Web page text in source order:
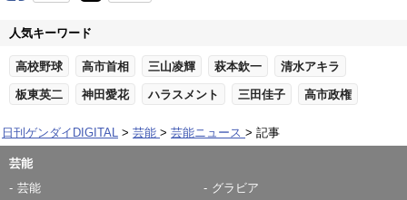
人気キーワード
高校野球 高市首相 三山凌輝 萩本欽一 清水アキラ
板東英二 神田愛花 ハラスメント 三田佳子 高市政権
日刊ゲンダイDIGITAL 芸能 芸能ニュース 記事
芸能
芸能
グラビア